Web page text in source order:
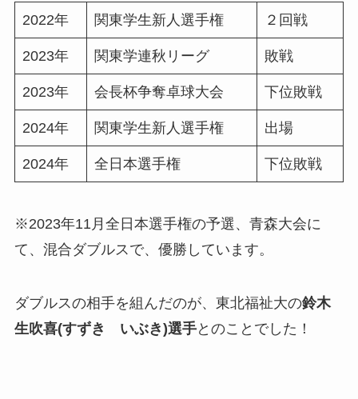
2022年 関東学生新人選手権 ２回戦
2023年 関東学連秋リーグ 敗戦
2023年 会長杯争奪卓球大会 下位敗戦
2024年 関東学生新人選手権 出場
2024年 全日本選手権 下位敗戦
※2023年11月全日本選手権の予選、青森大会に
て、混合ダブルスで、優勝しています。
ダブルスの相手を組んだのが、東北福祉大の鈴木
生吹喜(すずき いぶき)選手とのことでした！